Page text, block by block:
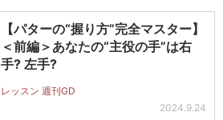
【パターの“握り方”完全マスター】
＜前編＞あなたの“主役の手”は右
手? 左手?
レッスン 週刊GD
2024.9.24